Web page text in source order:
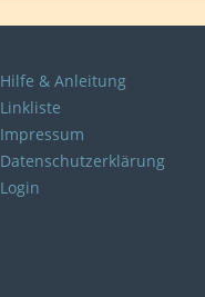
Hilfe & Anleitung
Linkliste
Impressum
Datenschutzerklärung
Login